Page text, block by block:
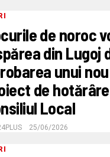
de noroc
din Lugoj
unui nou
de
Local
25/06/2026